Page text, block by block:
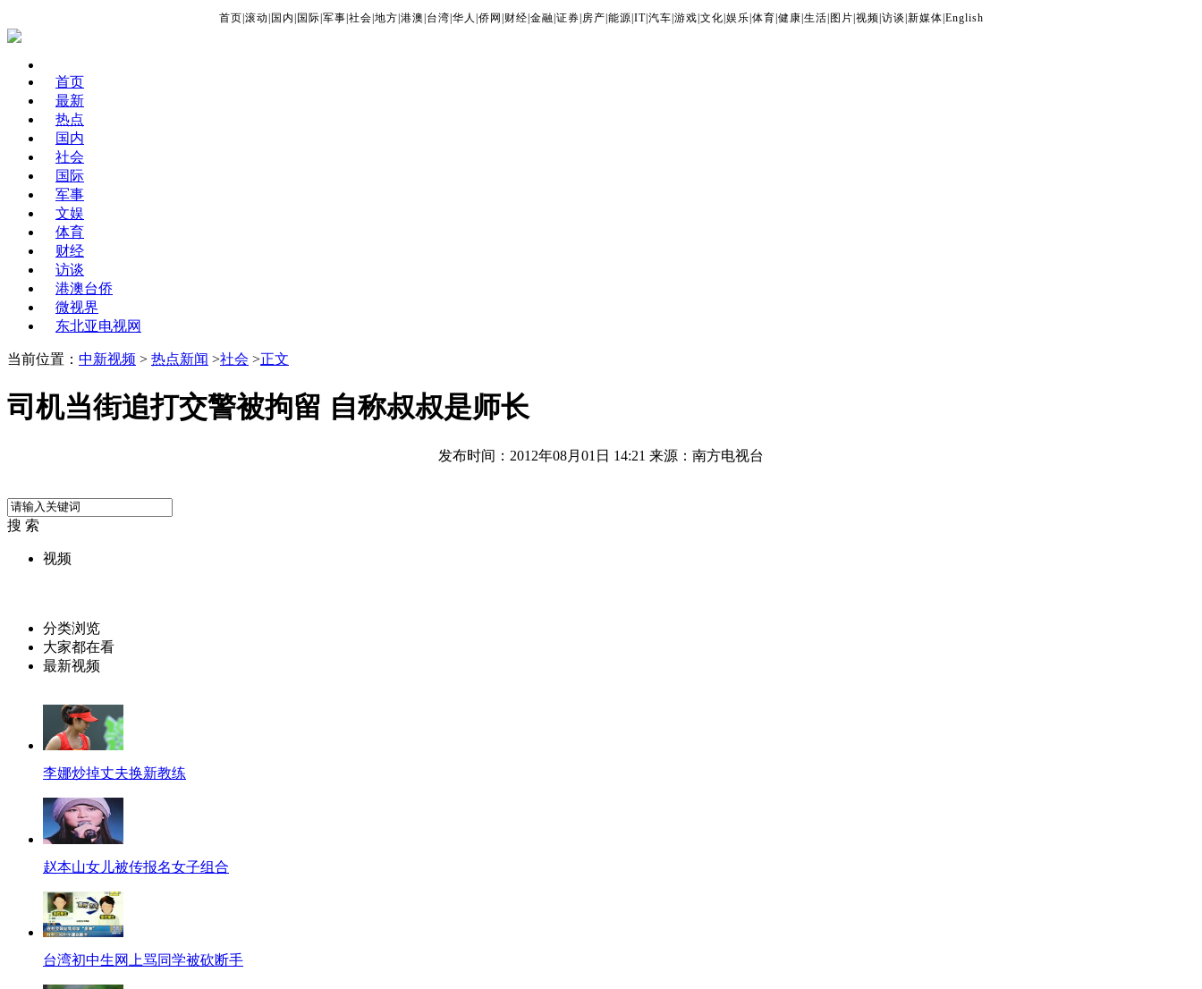
首页 滚动 国内 国际 军事 社会 地方 港澳 台湾 华人 侨网 财经 金融 证券 房产 能源 IT| 汽车 游戏 文化 娱乐 体育 健康 生活 图片 视频 访谈 新媒体 English
首页
最新
热点
国内
社会
国际
军事
文娱
体育
财经
访谈
港澳台侨
微视界
东北亚电视网
当前位置： 中新视频 > 热点新闻 >社会 >正文
司机当街追打交警被拘留 自称叔叔是师长
发布时间：2012年08月01日 14:21 来源：南方电视台
搜 索
视频
分类浏览
大家都在看
最新视频
李娜炒掉丈夫换新教练
赵本山女儿被传报名女子组合
台湾初中生网上骂同学被砍断手